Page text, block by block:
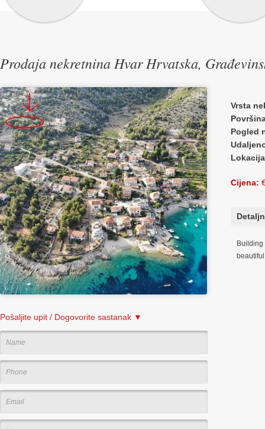
Prodaja nekretnina Hvar Hrvatska,
Pošaljite upit / Dogovorite sastanak ▼
Vrsta
Pogled
Cijena: